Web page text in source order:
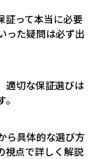
証って本当に必要
った疑問は必ず出
適切な保証選びは
ら具体的な選び方
視点で詳しく解説